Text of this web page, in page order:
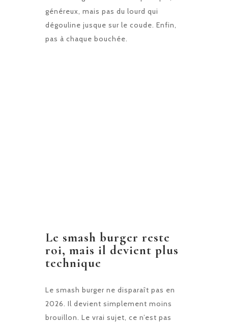
généreux, mais pas du lourd qui
dégouline jusque sur le coude. Enfin,
pas à chaque bouchée.
Le smash burger reste
roi, mais il devient plus
technique
Le smash burger ne disparaît pas en
2026. Il devient simplement moins
brouillon. Le vrai sujet, ce n’est pas